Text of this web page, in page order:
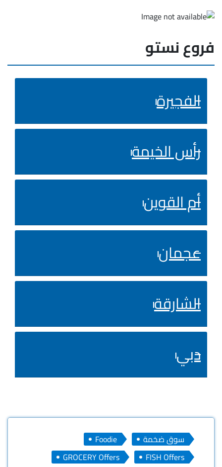
فروع نستو
الفجيرة
رأس الخيمة
أم القوين
عجمان
الشارقة
دبي
سوق ضخمة
Foodie
FISH Offers
GROCERY Offers